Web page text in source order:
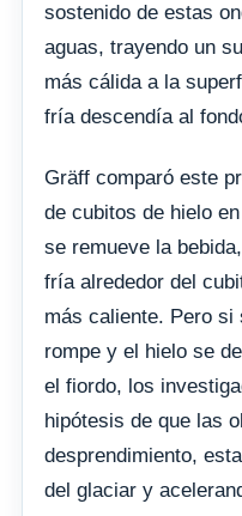
sostenido de estas
aguas, trayendo un
más cálida a la
fría descendía al
Gräff comparó este
de cubitos de hielo
se remueve la
fría alrededor del
más caliente. Pero si
rompe y el hielo se
el fiordo, los
hipótesis de que las
desprendimiento,
del glaciar y